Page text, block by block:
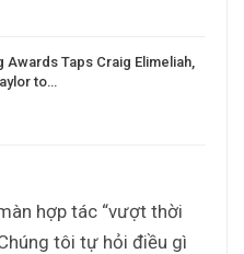
Awards Taps Craig Elimeliah,
to…
hợp tác “vượt thời
tôi tự hỏi điều gì